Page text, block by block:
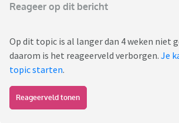
Reageer op dit bericht
Op dit topic is al langer dan 4 weken niet
daarom is het reageerveld verborgen. Je
topic starten.
Reageerveld tonen